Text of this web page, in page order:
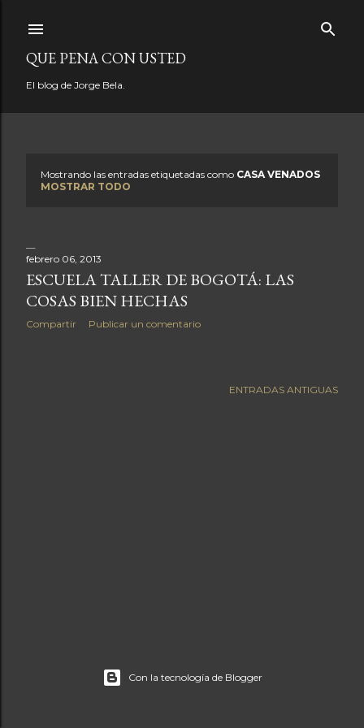
QUE PENA CON USTED
El blog de Jorge Bela.
t
r
a
Mostrando las entradas etiquetadas como CASA VENADOS
MOSTRAR TODO
febrero 06, 2013
ESCUELA TALLER DE BOGOTÁ: LAS
COSAS BIEN HECHAS
Compartir Publicar un comentario
ENTRADAS ANTIGUAS
Con la tecnología de Blogger